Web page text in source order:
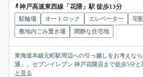
神戸高速東西線「花隈」駅 徒歩13分
駐輪場 オートロック エレベーター
宅
敷地内ごみ置き場
閑静な住宅地
東海道本線元町駅周辺への引っ越しをお考えな
通」。セブンイレブン 神戸花隈店まで徒歩5分と
と見る